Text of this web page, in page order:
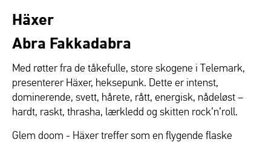
Häxer
Abra Fakkadabra
Med røtter fra de tåkefulle, store skogene i Telemark,
presenterer Häxer, heksepunk. Dette er intenst,
dominerende, svett, hårete, rått, energisk, nådeløst –
hardt, raskt, thrasha, lærkledd og skitten rock’n’roll.
Glem doom - Häxer treffer som en flygende flaske